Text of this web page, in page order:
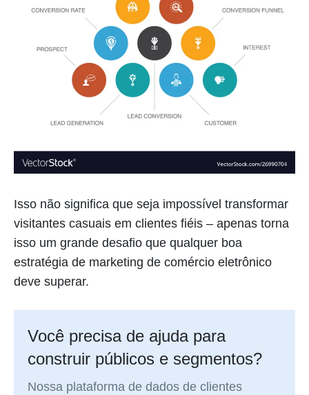
Isso não significa que seja impossível transformar
visitantes casuais em clientes fiéis – apenas torna
isso um grande desafio que qualquer boa
estratégia de marketing de comércio eletrônico
deve superar.
Você precisa de ajuda para
construir públicos e segmentos?
Nossa plataforma de dados de clientes